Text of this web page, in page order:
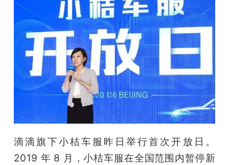
滴滴旗下小桔车服昨日举行首次开放日。
2019 年 8 月，小桔车服在全国范围内暂停新